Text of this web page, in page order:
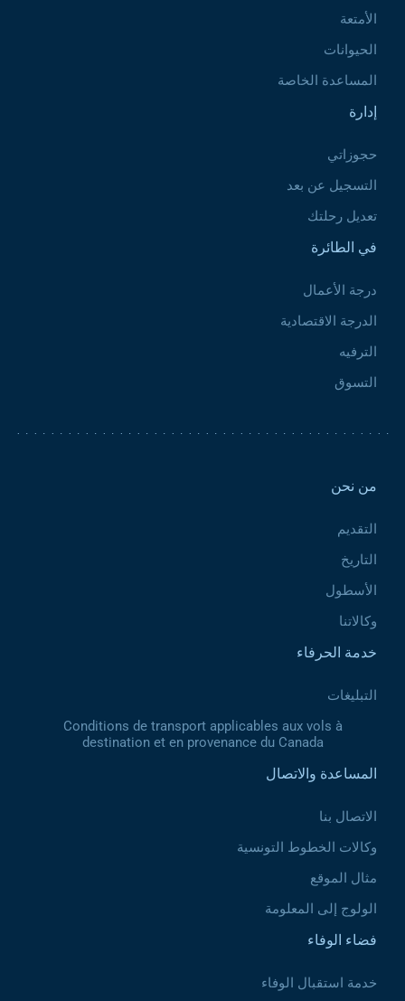
الأمتعة
الحيوانات
المساعدة الخاصة
إدارة
حجوزاتي
التسجيل عن بعد
تعديل رحلتك
في الطائرة
درجة الأعمال
الدرجة الاقتصادية
الترفيه
التسوق
من نحن
التقديم
التاريخ
الأسطول
وكالاتنا
خدمة الحرفاء
التبليغات
Conditions de transport applicables aux vols à
destination et en provenance du Canada
المساعدة والاتصال
الاتصال بنا
وكالات الخطوط التونسية
مثال الموقع
الولوج إلى المعلومة
فضاء الوفاء
خدمة استقبال الوفاء